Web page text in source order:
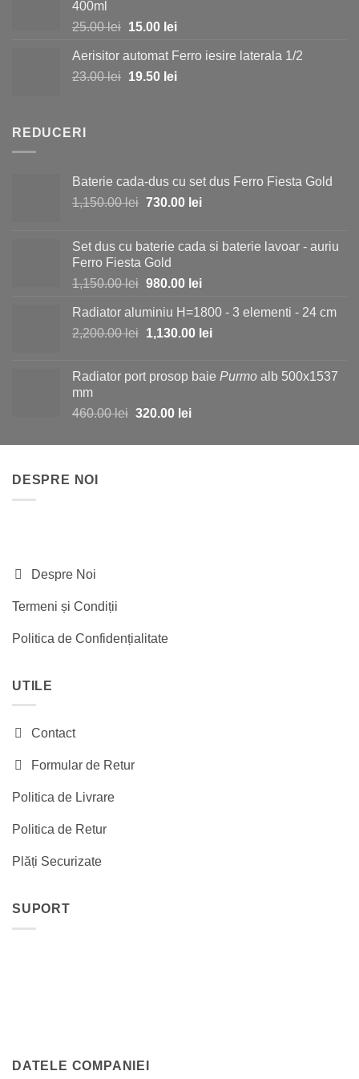
190.00 lei.
400ml
25.00lei Prețul
a
fost:
15.00 leiPrețul
este:
15.00 lei.
Aerisitor automat Ferro iesire laterala 1/2
23.00lei Prețul
19.50 leiPrețul
REDUCERI
Baterie cada-dus cu set dus Ferro Fiesta Gold
1,150.00lei Prețul
fost:
1,150.00 lei.
730.00 leiPrețul
730.00 lei.
Set dus cu baterie cada si baterie lavoar - auriu
Ferro Fiesta Gold
1,150.00lei Prețul
a
fost:
980.00 leiPrețul
este:
980.00 lei.
Radiator aluminiu H=1800 - 3 elementi - 24 cm
2,200.00lei Prețul
fost:
1,130.00 leiPrețul
1,130.00 lei.
Radiator port prosop baie Purmo alb 500x1537
mm
460.00lei Prețul
a
320.00 leiPrețul
este:
DESPRE NOI
Despre Noi
Termeni și Condiții
Politica de Confidențialitate
UTILE
Contact
Formular de Retur
Politica de Livrare
Politica de Retur
Plăți Securizate
SUPORT
DATELE COMPANIEI